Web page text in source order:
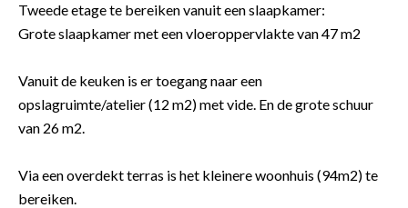
Tweede etage te bereiken vanuit een slaapkamer:
Grote slaapkamer met een vloeroppervlakte van 47 m2
Vanuit de keuken is er toegang naar een
opslagruimte/atelier (12 m2) met vide. En de grote schuur
van 26 m2.
Via een overdekt terras is het kleinere woonhuis (94m2) te
bereiken.